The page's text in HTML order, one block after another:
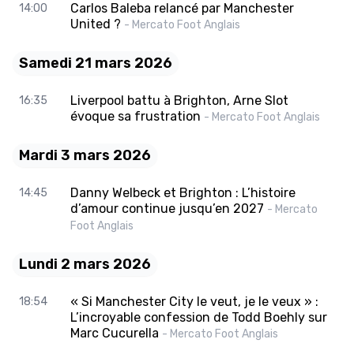
14:00
Carlos Baleba relancé par Manchester
United ? - Mercato Foot Anglais
Samedi 21 mars 2026
16:35
Liverpool battu à Brighton, Arne Slot
évoque sa frustration - Mercato Foot Anglais
Mardi 3 mars 2026
14:45
Danny Welbeck et Brighton : L’histoire
d’amour continue jusqu’en 2027 - Mercato
Foot Anglais
Lundi 2 mars 2026
18:54
« Si Manchester City le veut, je le veux » :
L’incroyable confession de Todd Boehly sur
Marc Cucurella - Mercato Foot Anglais